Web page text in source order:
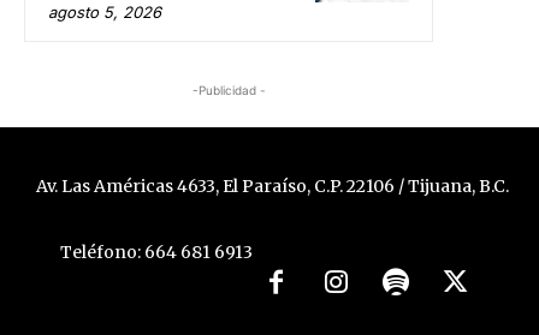
agosto 5, 2026
-Publicidad -
Av. Las Américas 4633, El Paraíso, C.P. 22106 / Tijuana, B.C.
Teléfono: 664 681 6913